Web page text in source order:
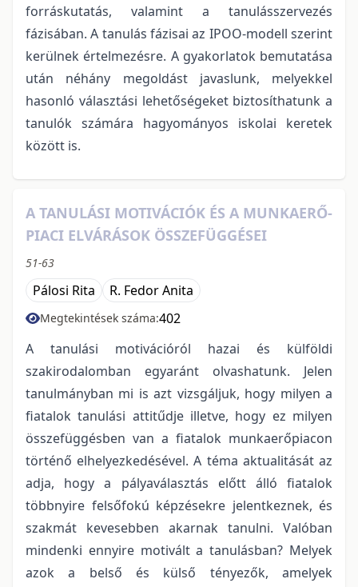
forráskutatás, valamint a tanulásszervezés
fázisában. A tanulás fázisai az IPOO-modell szerint
kerülnek értelmezésre. A gyakorlatok bemutatása
után néhány megoldást javaslunk, melyekkel
hasonló választási lehetőségeket biztosíthatunk a
tanulók számára hagyományos iskolai keretek
között is.
A TANULÁSI MOTIVÁCIÓK ÉS A MUNKAERŐ-
PIACI ELVÁRÁSOK ÖSSZEFÜGGÉSEI
51-63
Pálosi Rita R. Fedor Anita
Megtekintések száma:402
A tanulási motivációról hazai és külföldi
szakirodalomban egyaránt olvashatunk. Jelen
tanulmányban mi is azt vizsgáljuk, hogy milyen a
fiatalok tanulási attitűdje illetve, hogy ez milyen
összefüggésben van a fiatalok munkaerőpiacon
történő elhelyezkedésével. A téma aktualitását az
adja, hogy a pályaválasztás előtt álló fiatalok
többnyire felsőfokú képzésekre jelentkeznek, és
szakmát kevesebben akarnak tanulni. Valóban
mindenki ennyire motivált a tanulásban? Melyek
azok a belső és külső tényezők, amelyek